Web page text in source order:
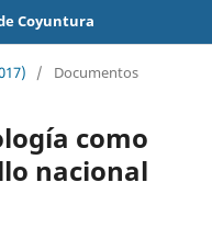
Coyuntura
/ Documentos
como
nacional